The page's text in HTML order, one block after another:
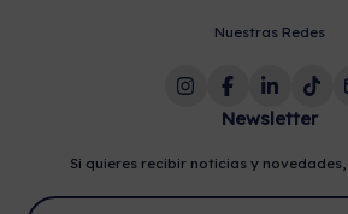
Nuestras Redes
Newsletter
Si quieres recibir noticias y